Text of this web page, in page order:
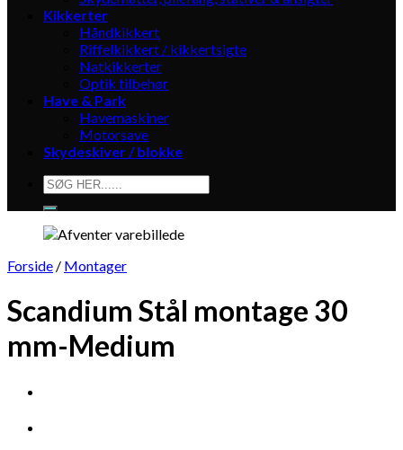
Kikkerter
Håndkikkert
Riffelkikkert / kikkertsigte
Natkikkerter
Optik tilbehør
Have & Park
Havemaskiner
Motorsave
Skydeskiver / blokke
Søg
efter:
Forside / Montager
Scandium Stål montage 30
mm-Medium